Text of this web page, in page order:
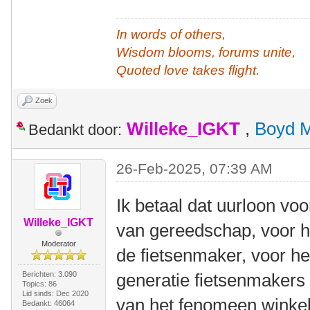
In words of others,
Wisdom blooms, forums unite,
Quoted love takes flight.
Zoek
Bedankt door: Willeke_IGKT , Boyd
Willeke_IGKT
Moderator
Berichten: 3.090
Topics: 86
Lid sinds: Dec 2020
Bedankt: 46064
26-Feb-2025, 07:39 AM
Ik betaal dat uurloon
van gereedschap, voor
de fietsenmaker, voor
generatie
van het fenomeen